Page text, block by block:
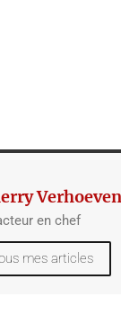
Verhoeven
en chef
mes articles